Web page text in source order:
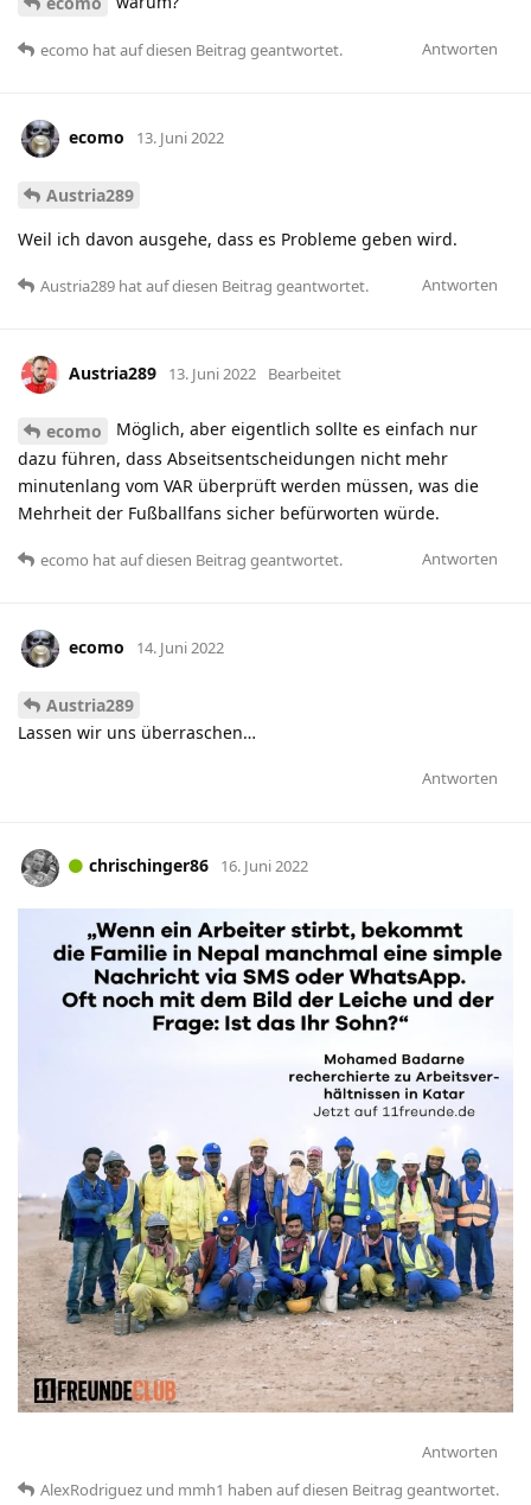
Antworten
ecomo hatauf diesen Beitrag geantwortet.
ecomo 13. Juni 2022
Austria289
Weil ich davon ausgehe, dass es Probleme geben wird.
Antworten
Austria289 hatauf diesen Beitrag geantwortet.
Austria289 13. Juni 2022 Bearbeitet
ecomo
Möglich, aber eigentlich sollte es einfach nur
dazu führen, dass Abseitsentscheidungen nicht mehr
minutenlang vom VAR überprüft werden müssen, was die
Mehrheit der Fußballfans sicher befürworten würde.
Antworten
ecomo hatauf diesen Beitrag geantwortet.
ecomo 14. Juni 2022
Austria289
Lassen wir uns überraschen…
Antworten
chrischinger86 16. Juni 2022
Antworten
AlexRodriguez und mmh1 haben auf diesen Beitrag geantwortet.